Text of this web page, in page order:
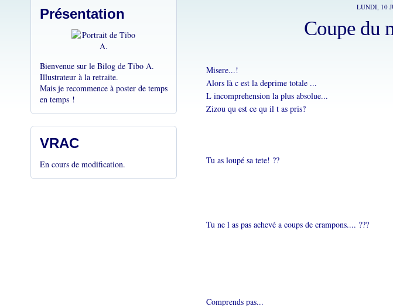
Présentation
Bienvenue sur le Bilog de Tibo A.
Illustrateur à la retraite.
Mais je recommence à poster de temps
en temps !
VRAC
En cours de modification.
LUNDI, 10
Coupe du
Misere...!
Alors là c est la deprime totale ...
L incomprehension la plus absolue...
Zizou qu est ce qu il t as pris?
Tu as loupé sa tete! ??
Tu ne l as pas achevé a coups de crampons.... ???
Comprends pas...